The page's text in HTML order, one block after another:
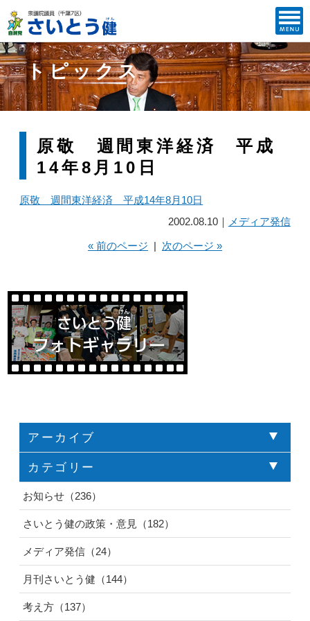
トピックス
原敬 週間東洋経済 平成
14年8月10日
原敬 週間東洋経済 平成14年8月10日
2002.08.10｜
メディア発信
« 前のページ | 次のページ »
アーカイブ
カテゴリー
お知らせ（236）
さいとう健の政策・意見（182）
メディア発信（24）
月刊さいとう健（144）
考え方（137）